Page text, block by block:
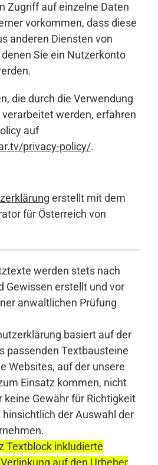
Zugriff auf einzelne Daten
vorkommen, dass diese
anderen Diensten von
Sie ein Nutzerkonto
die durch die Verwendung
werden, erfahren
auf
privacy-policy/.
erstellt mit dem
für Österreich von
werden stets nach
Gewissen erstellt und vor
anwaltlichen Prüfung
basiert auf der
passenden Textbausteine
Websites, auf der unsere
Einsatz kommen, nicht
keine Gewähr für Richtigkeit
der Auswahl der
Textblock inkludierte
auf den Urheber